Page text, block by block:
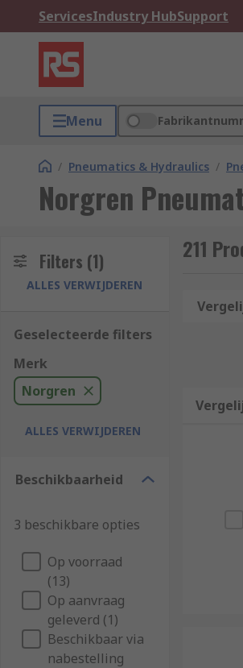
ServicesIndustry HubSupport
Menu
/ Pneumatics & Hydraulics /
Norgren
Filters (1)
ALLES VERWIJDEREN
Geselecteerde filters
Merk
Norgren
ALLES VERWIJDEREN
Beschikbaarheid
3 beschikbare opties
Op voorraad
(13)
Op aanvraag
geleverd (1)
Beschikbaar via
nabestelling
211